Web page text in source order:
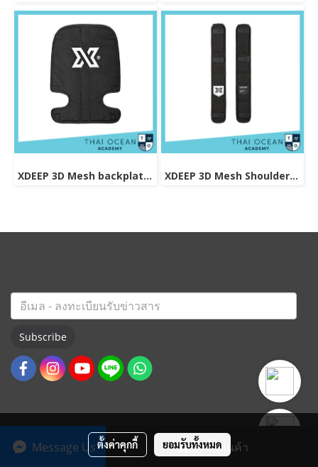
สั่งซื้อสินค้า
Message Us
XDEEP 3D Mesh backplate pad XDEEP 3D Mesh Shoulder Strap Pads
Subscribe
© Copyright 2022 All Rights Reserved. ThaiOceanAcademy.com
ตั้งค่าคุกกี้ ยอมรับทั้งหมด